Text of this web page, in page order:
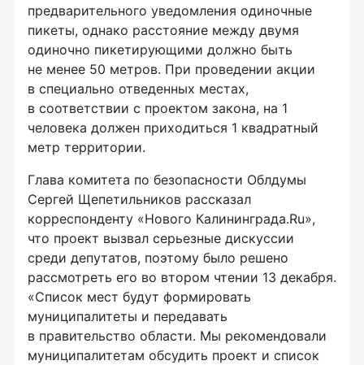
предварительного уведомления одиночные
пикеты, однако расстояние между двумя
одиночно пикетирующими должно быть
не менее 50 метров. При проведении акции
в специально отведенных местах,
в соответствии с проектом закона, на 1
человека должен приходиться 1 квадратный
метр территории.
Глава комитета по безопасности Облдумы
Сергей Щепетильников рассказал
корреспонденту «Нового Калининграда.Ru»,
что проект вызвал серьезные дискуссии
среди депутатов, поэтому было решено
рассмотреть его во втором чтении 13 декабря.
«Список мест будут формировать
муниципалитеты и передавать
в правительство области. Мы рекомендовали
муниципалитетам обсудить проект и список